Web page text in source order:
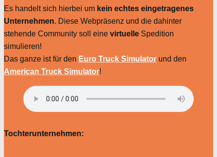
Es handelt sich hierbei um kein echtes eingetragenes
Unternehmen. Diese Webpräsenz und die dahinter
stehende Community soll eine virtuelle Spedition
simulieren!
Das ganze ist für den Euro Truck Simulator und den
American Truck Simulator!
Tochterunternehmen: